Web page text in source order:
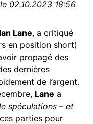
02.10.2023 18:56
Lane, a critiqué
en position short)
propagé des
dernières
de l’argent.
Lane a
spéculations – et
parties pour